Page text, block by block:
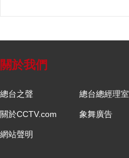
關於我們
總台之聲 總台總經理室
關於CCTV.com 象舞廣告
網站聲明